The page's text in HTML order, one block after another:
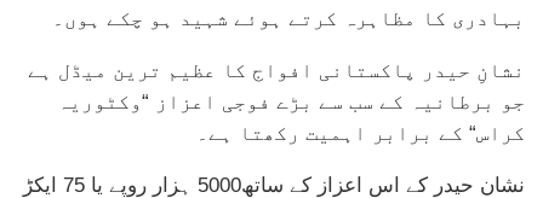
بہادری کا مظاہرہ کرتے ہوئے شہید ہو چکے ہوں۔
نشانِ حیدر پاکستانی افواج کا عظیم ترین میڈل ہے
جو برطانیہ کے سب سے بڑے فوجی اعزاز “وکٹوریہ
کراس“ کے برابر اہمیت رکھتا ہے۔
نشان حیدر كے اس اعزاز كے ساتھ5000 ہزار روپے یا 75 ایكڑ